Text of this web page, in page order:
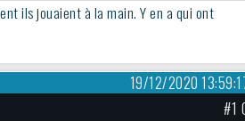
ils jouaient à la main. Y en a qui ont
19/12/2020
#1